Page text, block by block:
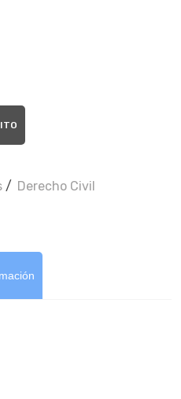
/ Derecho Civil